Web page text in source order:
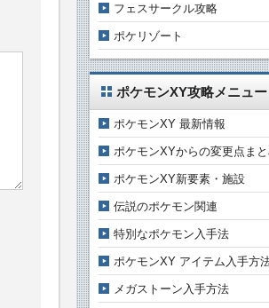
フェスサークル攻略
ポケリゾート
ポケモンXY攻略メニュー
ポケモンXY 最新情報
ポケモンXYからの変更点ま
ポケモンXY新要素・施設
伝説のポケモン関連
特別なポケモン入手法
ポケモンXY アイテム入手方
メガストーン入手方法